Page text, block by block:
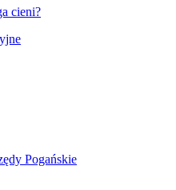
cieni?
Pogańskie